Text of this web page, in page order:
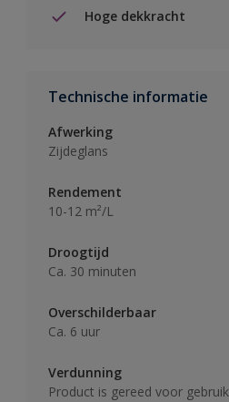
Hoge dekkracht
Technische informatie
Afwerking
Zijdeglans
Rendement
10-12 m²/L
Droogtijd
Ca. 30 minuten
Overschilderbaar
Ca. 6 uur
Verdunning
Product is gereed voor gebruik